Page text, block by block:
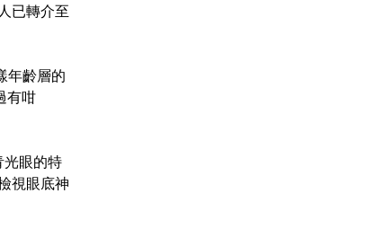
已轉介至
年齡層的
有咁
光眼的特
視眼底神